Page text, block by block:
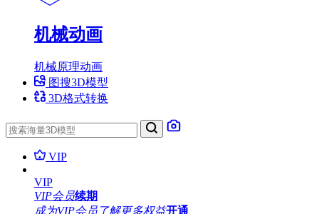
机械动画
机械原理动画
图搜3D模型
3D格式转换
VIP
VIP
VIP会员续期
成为VIP会员 了解更多权益开通